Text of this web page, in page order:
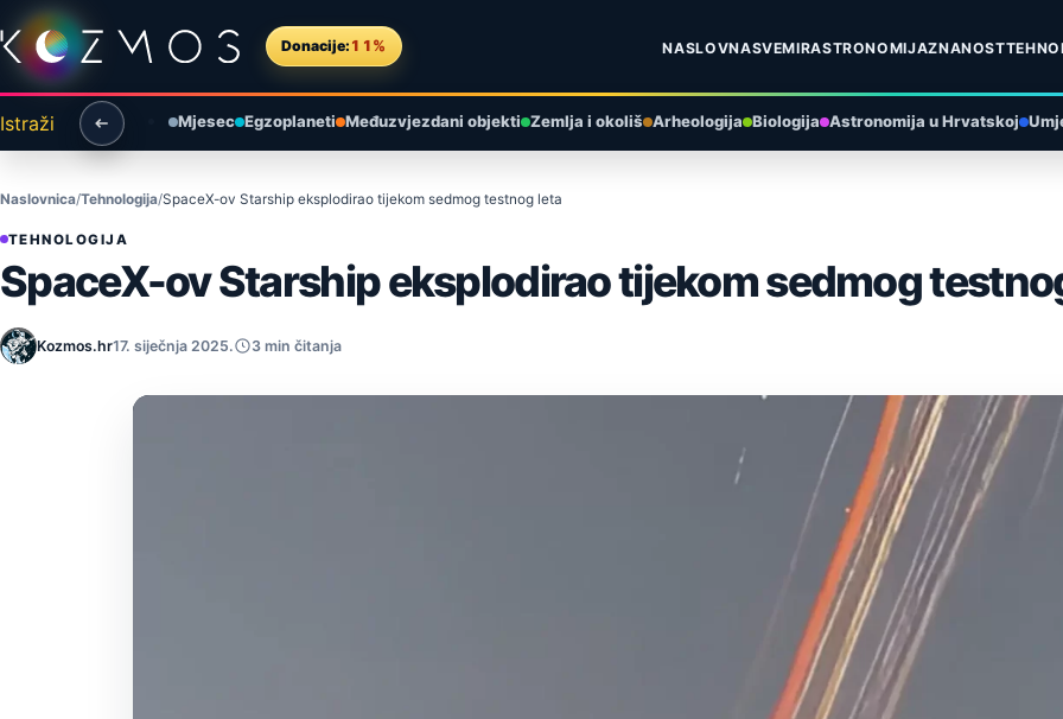
Preskoči na sadržaj
Donacije: 11% NASLOVNASVEMIRASTRONOMIJAZNANOST
Istraži Mjesec Egzoplaneti Međuzvjezdani objekti Zemlja i okoliš Arheologija Biologija Astronomija u Hrvatskoj
Naslovnica Tehnologija SpaceX-ov Starship eksplodirao tijekom sedmog testnog leta
TEHNOLOGIJA
SpaceX-ov Starship eksplodirao tijekom sedmog
Kozmos.hr17. siječnja 2025. 3 min čitanja